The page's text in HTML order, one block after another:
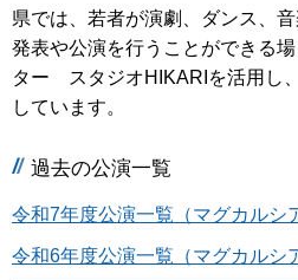
県では、若者が演劇、ダンス、
発表や公演を行うことができる
ター スタジオHIKARIを活用し
しています。
過去の公演一覧
令和7年度公演一覧（マグカルシ
令和6年度公演一覧（マグカルシ